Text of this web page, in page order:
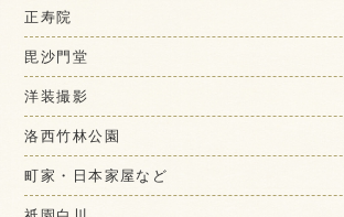
正寿院
毘沙門堂
洋装撮影
洛西竹林公園
町家・日本家屋など